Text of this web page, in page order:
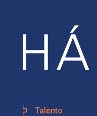
Talento